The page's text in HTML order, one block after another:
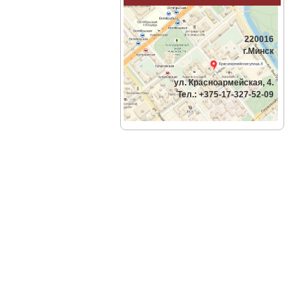
220016
г.Минск
ул. Красноармейская, 4.
Тел.: +375-17-327-52-09